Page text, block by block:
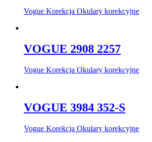
Vogue Korekcja Okulary korekcyjne
VOGUE 2908 2257
Vogue Korekcja Okulary korekcyjne
VOGUE 3984 352-S
Vogue Korekcja Okulary korekcyjne